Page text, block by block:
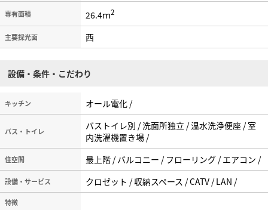
専有面積 26.4ｍ2
主要採光面 西
設備・条件・こだわり
キッチン オール電化 /
バス・トイレ
バストイレ別 / 洗面所独立 / 温水洗浄便座 / 室
内洗濯機置き場 /
住空間 最上階 / バルコニー / フローリング / エアコン /
設備・サービス クロゼット / 収納スペース / CATV / LAN /
特徴